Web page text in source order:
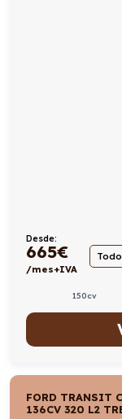
Desde:
665€
/mes+IVA
150cv
FORD TRANSIT
136CV 320 L2